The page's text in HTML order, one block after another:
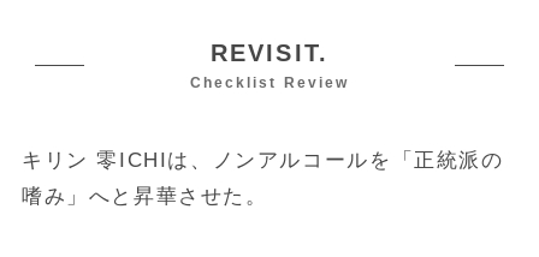
REVISIT.
Checklist Review
キリン 零ICHIは、ノンアルコールを「正統派の
嗜み」へと昇華させた。